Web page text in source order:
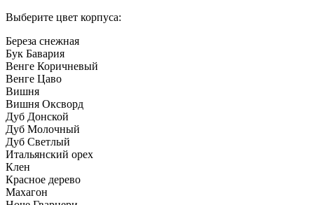
Выберите цвет корпуса:
Береза снежная
Бук Бавария
Венге Коричневый
Венге Цаво
Вишня
Вишня Оксворд
Дуб Донской
Дуб Молочный
Дуб Светлый
Итальянский орех
Клен
Красное дерево
Махагон